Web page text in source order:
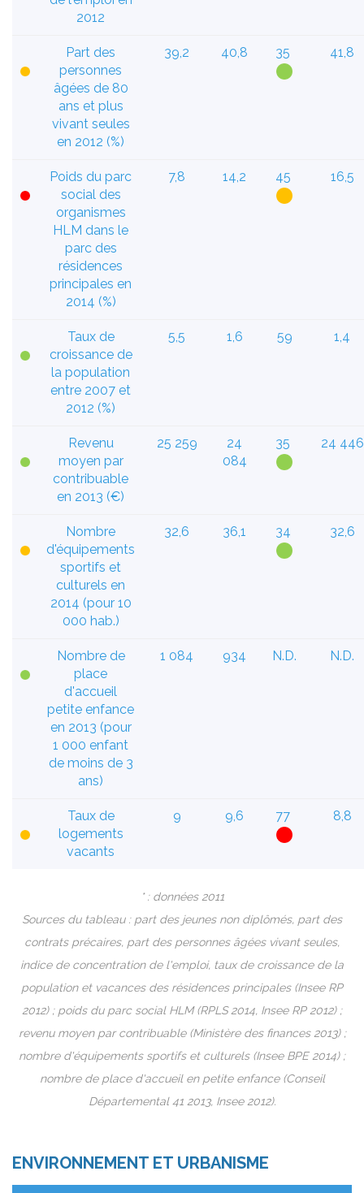
2012
Part des
personnes
âgées de 80
ans et plus
vivant seules
en 2012 (%)
39,2 40,8 35 41,8
Poids du parc
social des
organismes
HLM dans le
parc des
résidences
principales en
2014 (%)
7,8 14,2 45 16,5
Taux de
croissance de
la population
entre 2007 et
2012 (%)
5,5 1,6 59 1,4
Revenu
moyen par
contribuable
en 2013 (€)
25 259
24
084
35 24 446
Nombre
d'équipements
sportifs et
culturels en
2014 (pour 10
000 hab.)
32,6 36,1 34 32,6
Nombre de
place
d'accueil
petite enfance
en 2013 (pour
1 000 enfant
de moins de 3
ans)
1 084 934 N.D. N.D.
Taux de
logements
vacants
9 9,6 77 8,8
* : données 2011
Sources du tableau : part des jeunes non diplômés, part des
contrats précaires, part des personnes âgées vivant seules,
indice de concentration de l'emploi, taux de croissance de la
population et vacances des résidences principales (Insee RP
2012) ; poids du parc social HLM (RPLS 2014, Insee RP 2012) ;
revenu moyen par contribuable (Ministère des finances 2013) ;
nombre d'équipements sportifs et culturels (Insee BPE 2014) ;
nombre de place d'accueil en petite enfance (Conseil
Départemental 41 2013, Insee 2012).
ENVIRONNEMENT ET URBANISME